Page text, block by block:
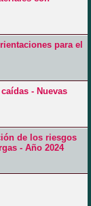
para el
- Nuevas
de los riesgos
- Año 2024